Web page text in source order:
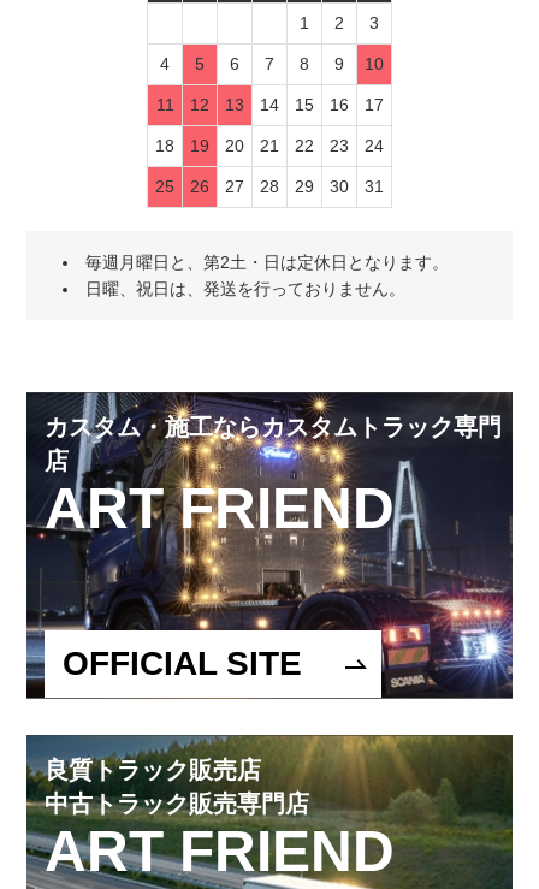
1
2 3
4 5 6 7 8 9 10
11 12 13 14 15 16 17
18 19 20 21 22 23 24
25 26 27 28 29 30 31
毎週月曜日と、第2土・日は定休日となります。
日曜、祝日は、発送を行っておりません。
カスタム・施工ならカスタムトラック専門
店
ART FRIEND
OFFICIAL SITE
良質トラック販売店
中古トラック販売専門店
ART FRIEND